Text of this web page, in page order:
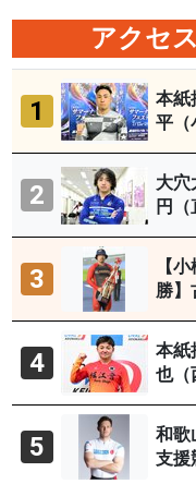
アクセ
1
本
平（
2
大
円
3
【
勝】
4
本
也（
5
和歌
支援